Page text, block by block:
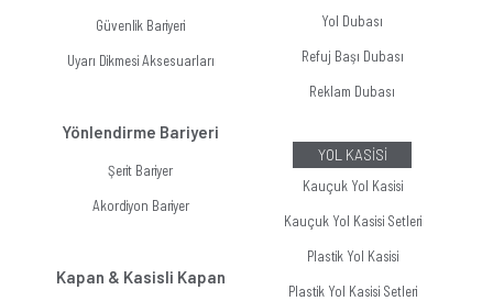
Güvenlik Bariyeri
Uyarı Dikmesi Aksesuarları
Yönlendirme Bariyeri
Şerit Bariyer
Akordiyon Bariyer
Kapan & Kasisli Kapan
Yol Dubası
Refuj Başı Dubası
Reklam Dubası
YOL KASİSİ
Kauçuk Yol Kasisi
Kauçuk Yol Kasisi Setleri
Plastik Yol Kasisi
Plastik Yol Kasisi Setleri